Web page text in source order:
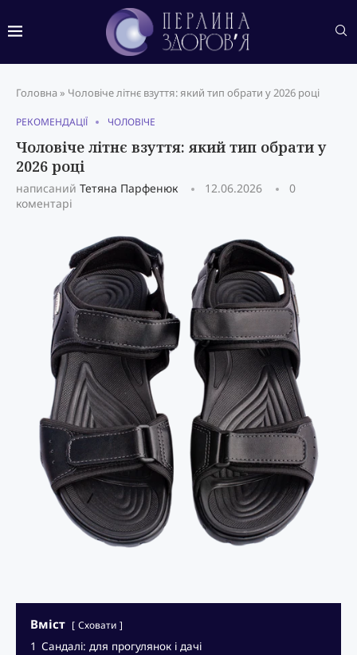
Головна » Чоловіче літнє взуття: який тип обрати у 2026 році
РЕКОМЕНДАЦІЇ ЧОЛОВІЧЕ
Чоловіче літнє взуття: який тип обрати у
2026 році
написаний Тетяна Парфенюк 12.06.2026
0
коментарі
Вміст Сховати
1 Сандалі: для прогулянок і дачі